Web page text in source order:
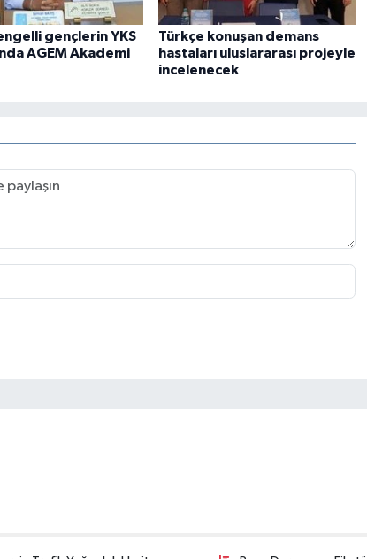
gençlerin YKS
AGEM Akademi
Türkçe konuşan demans
hastaları uluslararası projeyle
incelenecek